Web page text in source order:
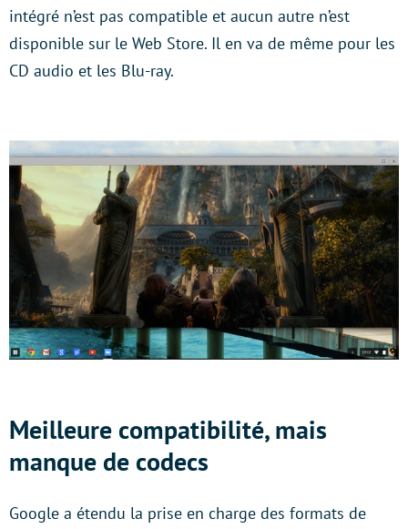
intégré n’est pas compatible et aucun autre n’est
disponible sur le Web Store. Il en va de même pour les
CD audio et les Blu-ray.
Meilleure compatibilité, mais
manque de codecs
Google a étendu la prise en charge des formats de